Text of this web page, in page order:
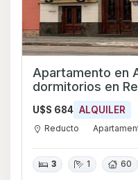
Apartamento en
U$S 684 ALQUILER
Reducto
3 1 60